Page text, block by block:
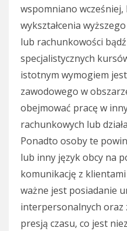
wspomniano
wykształcenia
lub rachunkowości
specjalistycznych
istotnym wymogiem
zawodowego w
obejmować pracę w
rachunkowych lub
Ponadto osoby te
lub inny język obcy na
komunikację z
ważne jest posiadanie
interpersonalnych oraz
presją czasu, co jest